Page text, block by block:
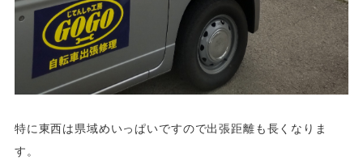
特に東西は県域めいっぱいですので出張距離も長くなりま
す。